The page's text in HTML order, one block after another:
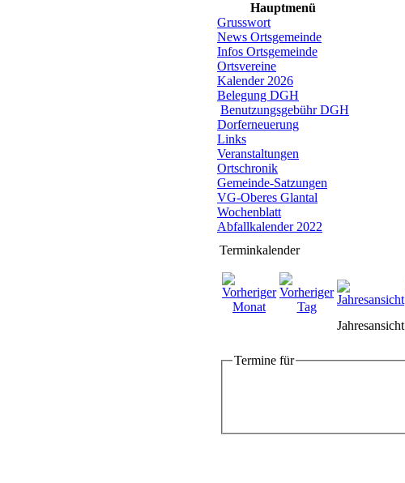
Hauptmenü
Grusswort
News Ortsgemeinde
Infos Ortsgemeinde
Ortsvereine
Kalender 2026
Belegung DGH
Benutzungsgebühr DGH
Dorferneuerung
Links
Veranstaltungen
Ortschronik
Gemeinde-Satzungen
VG-Oberes Glantal
Wochenblatt
Abfallkalender 2022
Terminkalender
Jahresansicht
Termine für